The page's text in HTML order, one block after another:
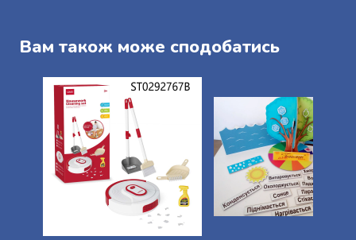
Вам також може сподобатись